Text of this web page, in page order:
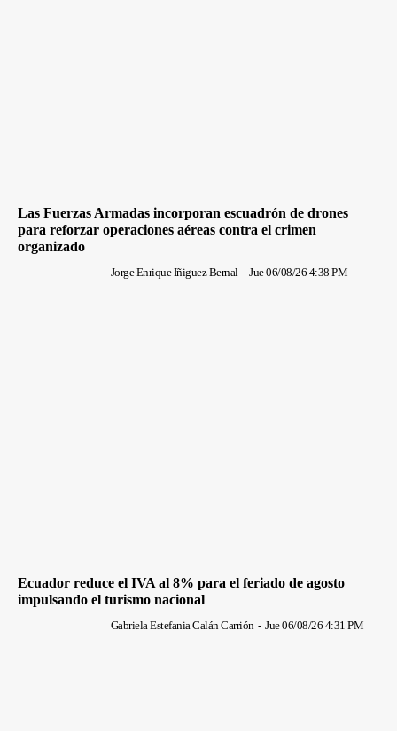
Las Fuerzas Armadas incorporan escuadrón de drones
para reforzar operaciones aéreas contra el crimen
organizado
Jorge Enrique Iñiguez Bernal - Jue 06/08/26 4:38 PM
Ecuador reduce el IVA al 8% para el feriado de agosto
impulsando el turismo nacional
Gabriela Estefania Calán Carrión - Jue 06/08/26 4:31 PM